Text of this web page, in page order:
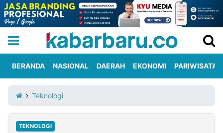
Iklan
Berita
Kami
BERANDA NASIONAL DAERAH EKONOMI PARIWISATA
Teknologi
TEKNOLOGI